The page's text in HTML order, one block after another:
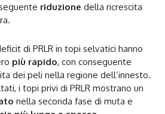
riduzione della ricrescita
di PRLR in topi selvatici hanno
più rapido, con conseguente
dei peli nella regione dell’innesto.
i topi privi di PRLR mostrano un
nella seconda fase di muta e